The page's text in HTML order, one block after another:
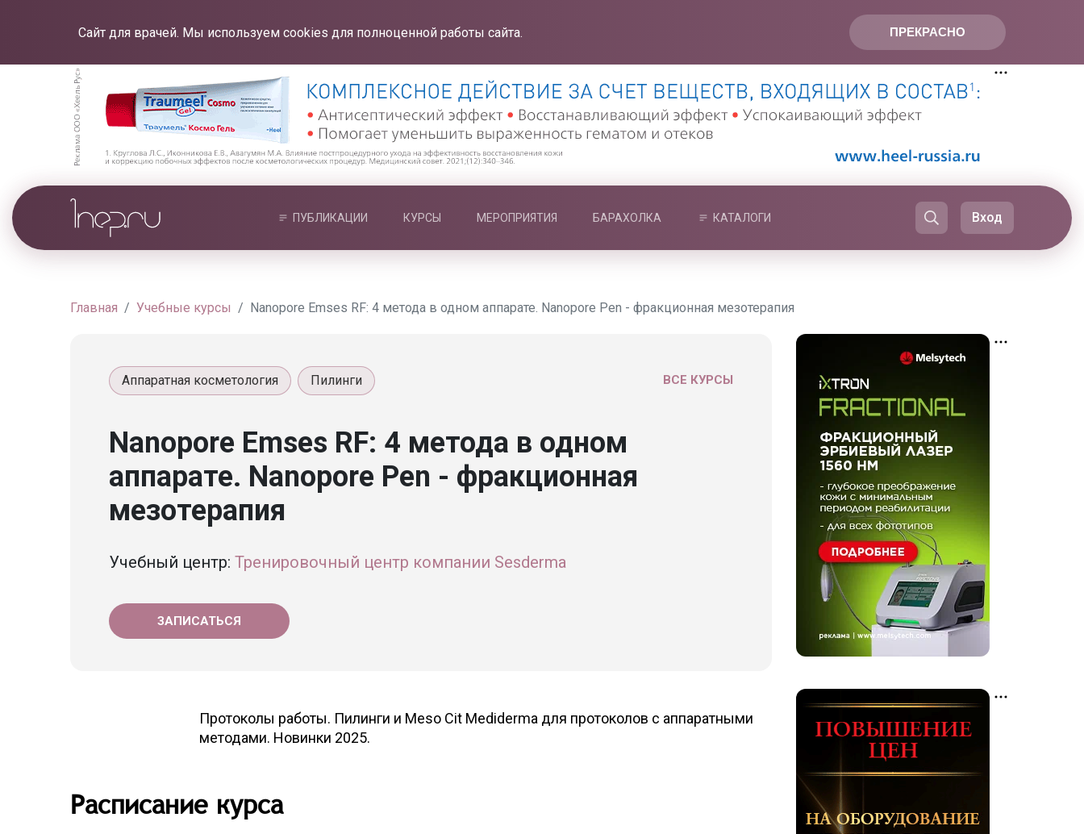
ПРЕКРАСНО
Сайт для врачей. Мы используем cookies для полноценной работы сайта.
ПУБЛИКАЦИИ КУРСЫ МЕРОПРИЯТИЯ БАРАХОЛКА КАТАЛОГИ Вход
Главная Учебные курсы Nanopore Emses RF: 4 метода в одном аппарате. Nanopore Pen - фракционная мезотерапия
ВСЕ КУРСЫ
Аппаратная косметология Пилинги
Nanopore Emses RF: 4 метода в одном
аппарате. Nanopore Pen - фракционная
мезотерапия
Учебный центр: Тренировочный центр компании Sesderma
ЗАПИСАТЬСЯ
Протоколы работы. Пилинги и Meso Cit Mediderma для протоколов с аппаратными
методами. Новинки 2025.
Расписание курса